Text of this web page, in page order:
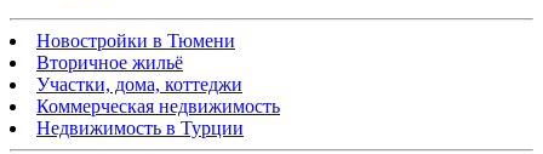
Новостройки в Тюмени
Вторичное жильё
Участки, дома, коттеджи
Коммерческая недвижимость
Недвижимость в Турции